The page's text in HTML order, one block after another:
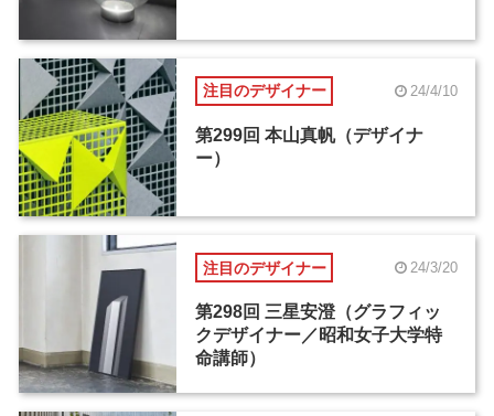
注目のデザイナー 24/4/10
第299回 本山真帆（デザイナ
ー）
注目のデザイナー 24/3/20
第298回 三星安澄（グラフィッ
クデザイナー／昭和女子大学特
命講師）